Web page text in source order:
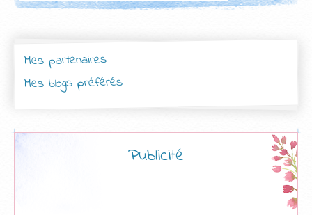
Mes partenaires
Mes blogs préférés
Publicité